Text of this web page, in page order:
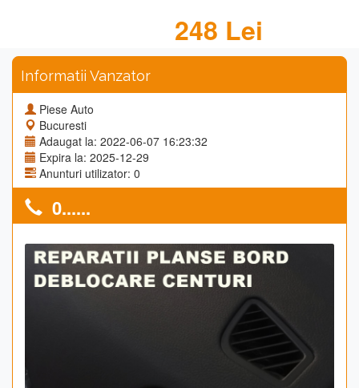
248 Lei
Informatii Vanzator
Piese Auto
Bucuresti
Adaugat la: 2022-06-07 16:23:32
Expira la: 2025-12-29
Anunturi utilizator: 0
0......